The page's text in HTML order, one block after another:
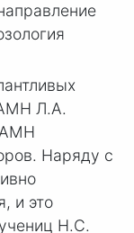
Л.А.
Наряду с
и это
Н.С.